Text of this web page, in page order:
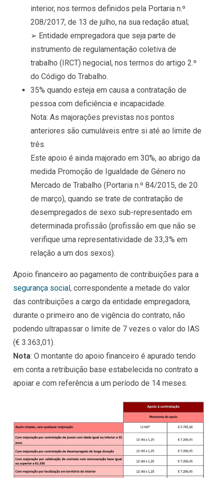
interior, nos termos definidos pela Portaria n.º
208/2017, de 13 de julho, na sua redação atual;
➢ Entidade empregadora que seja parte de
instrumento de regulamentação coletiva de
trabalho (IRCT) negocial, nos termos do artigo 2.º
do Código do Trabalho.
35% quando esteja em causa a contratação de
pessoa com deficiência e incapacidade.
Nota: As majorações previstas nos pontos
anteriores são cumuláveis entre si até ao limite de
três.
Este apoio é ainda majorado em 30%, ao abrigo da
medida Promoção de Igualdade de Género no
Mercado de Trabalho (Portaria n.º 84/2015, de 20
de março), quando se trate de contratação de
desempregados de sexo sub-representado em
determinada profissão (profissão em que não se
verifique uma representatividade de 33,3% em
relação a um dos sexos).
Apoio financeiro ao pagamento de contribuições para a
segurança social, correspondente a metade do valor
das contribuições a cargo da entidade empregadora,
durante o primeiro ano de vigência do contrato, não
podendo ultrapassar o limite de 7 vezes o valor do IAS
(€ 3.363,01).
Nota: O montante do apoio financeiro é apurado tendo
em conta a retribuição base estabelecida no contrato a
apoiar e com referência a um período de 14 meses.